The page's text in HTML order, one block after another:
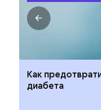
Клещевой
профилактика,